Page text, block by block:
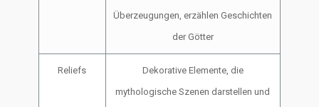
Überzeugungen, erzählen Geschichten
der Götter
Reliefs
Dekorative Elemente, die
mythologische Szenen darstellen und